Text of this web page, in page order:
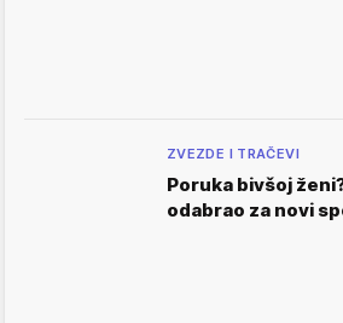
ZVEZDE I TRAČEVI
Poruka bivšoj
odabrao za novi